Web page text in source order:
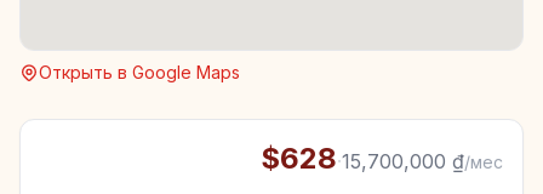
Открыть в Google Maps
$628·15,700,000 ₫/мес